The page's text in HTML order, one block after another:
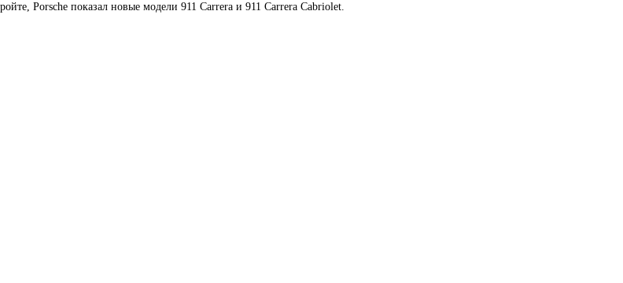
Porsche показал новые модели 911 Carrera и 911 Carrera Cabriolet.